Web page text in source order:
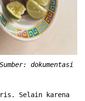
dokumentasi
Selain karena